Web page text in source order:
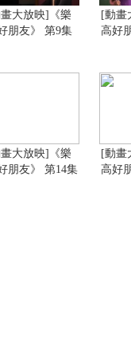
大放映]《樂
朋友》 第9集
[動畫
高好
大放映]《樂
朋友》 第14集
[動畫
高好